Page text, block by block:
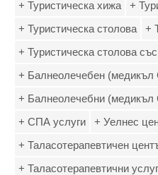
+ Туристическа хижа
+
+ Туристическа столова
+
+ Туристическа столова
+ Балнеолечебен
+ Балнеолечебни (медикъл
+ СПА услуги
+ Уелнес
+ Таласотерапевтичен
+ Таласотерапевтични